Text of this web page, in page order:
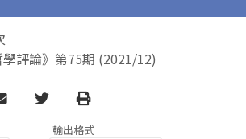
學評論》第75期 (2021/12)
TwitterPrint
輸出格式